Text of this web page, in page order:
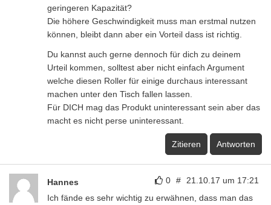
geringeren Kapazität?
Die höhere Geschwindigkeit muss man erstmal nutzen
können, bleibt dann aber ein Vorteil dass ist richtig.
Du kannst auch gerne dennoch für dich zu deinem
Urteil kommen, solltest aber nicht einfach Argument
welche diesen Roller für einige durchaus interessant
machen unter den Tisch fallen lassen.
Für DICH mag das Produkt uninteressant sein aber das
macht es nicht perse uninteressant.
Zitieren Antworten
0 # 21.10.17 um 17:21
Hannes
Ich fände es sehr wichtig zu erwähnen, dass man das